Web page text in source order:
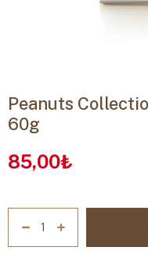
Peanuts
60g
85,00₺